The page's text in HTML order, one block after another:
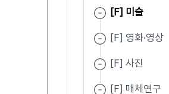
[F] 미술
[F] 영화·영상
[F] 사진
[F] 매체연구